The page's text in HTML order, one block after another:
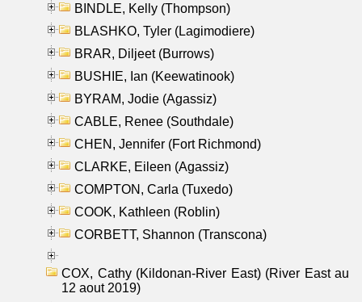
BINDLE, Kelly (Thompson)
BLASHKO, Tyler (Lagimodiere)
BRAR, Diljeet (Burrows)
BUSHIE, Ian (Keewatinook)
BYRAM, Jodie (Agassiz)
CABLE, Renee (Southdale)
CHEN, Jennifer (Fort Richmond)
CLARKE, Eileen (Agassiz)
COMPTON, Carla (Tuxedo)
COOK, Kathleen (Roblin)
CORBETT, Shannon (Transcona)
COX, Cathy (Kildonan-River East) (River East au
12 aout 2019)